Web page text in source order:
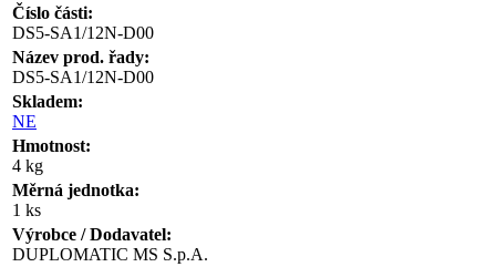
Číslo části:
DS5-SA1/12N-D00
Název prod. řady:
DS5-SA1/12N-D00
Skladem:
NE
Hmotnost:
4 kg
Měrná jednotka:
1 ks
Výrobce / Dodavatel:
DUPLOMATIC MS S.p.A.